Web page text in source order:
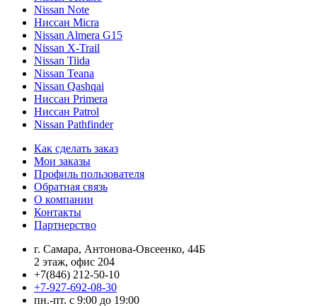
Nissan Note
Ниссан Micra
Nissan Almera G15
Nissan X-Trail
Nissan Tiida
Nissan Teana
Nissan Qashqai
Ниссан Primera
Ниссан Patrol
Nissan Pathfinder
Как сделать заказ
Мои заказы
Профиль пользователя
Обратная связь
О компании
Контакты
Партнерство
г. Самара, Антонова-Овсеенко, 44Б
2 этаж, офис 204
+7(846) 212-50-10
+7-927-692-08-30
пн.-пт. с 9:00 до 19:00